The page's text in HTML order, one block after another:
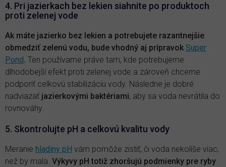
4. Pri jazierkach bez lekien siahnite po produktoch
proti zelenej vode
Ak máte jazierko bez lekien a potrebujete razantnejšie
obmedziť zelenú vodu, bude vhodný aj prípravok Super
Pond. Ten používame práve tam, kde potrebujeme
dlhodobejší efekt proti zelenej vode a zároveň chceme
podporiť celkovú stabilizáciu vody. Následne je dobré
nadviazať jazierkovými baktériami, aby sa voda nevrátila do
rovnováhy.
5. Skontrolujte pH a celkovú kvalitu vody
Meranie hladiny pH vám pomôže zistiť, či voda nekolíše viac,
než by mala. Výkyvy pH totiž zhoršujú podmienky pre ryby